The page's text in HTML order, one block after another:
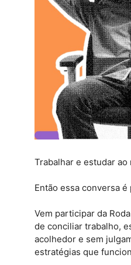
Trabalhar e estudar
Então essa conversa é
Vem participar da
de conciliar trabalho,
acolhedor e sem
estratégias que